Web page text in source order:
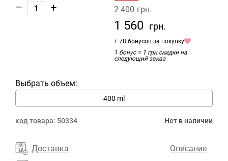
– + 2 400 грн.
1 560 грн.
+ 78 бонусов за покупку
1 бонус = 1 грн скидки на
следующий заказ
Выбрать объем:
400 ml
код товара: 50334 Нет в наличии
Доставка
Описание